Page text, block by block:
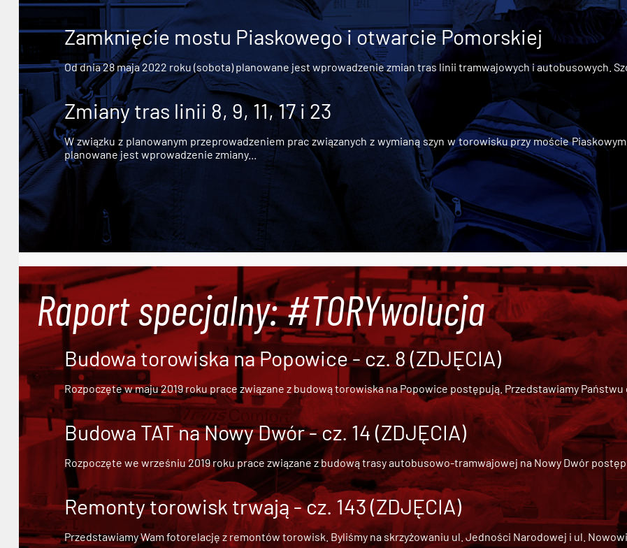
Zamknięcie mostu Piaskowego i otwarcie Pomorskiej
Od dnia 28 maja 2022 roku (sobota) planowane jest wprowadzenie zmian tras linii tramwajowych i autobusowych.
Zmiany tras linii 8, 9, 11, 17 i 23
W związku z planowanym przeprowadzeniem prac związanych z wymianą szyn w torowisku przy moście
planowane jest wprowadzenie zmiany...
Raport specjalny: #TORYwolucja
Budowa torowiska na Popowice - cz. 8 (ZDJĘCIA)
Rozpoczęte w maju 2019 roku prace związane z budową torowiska na Popowice postępują. Przedstawiamy
Budowa TAT na Nowy Dwór - cz. 14 (ZDJĘCIA)
Rozpoczęte we wrześniu 2019 roku prace związane zbudową trasy autobusowo-tramwajowej na Nowy Dwór
Remonty torowisk trwają - cz. 143 (ZDJĘCIA)
Przedstawiamy Wam fotorelację z remontów torowisk. Byliśmy na skrzyżowaniu ul. Jedności Narodowej i ul.